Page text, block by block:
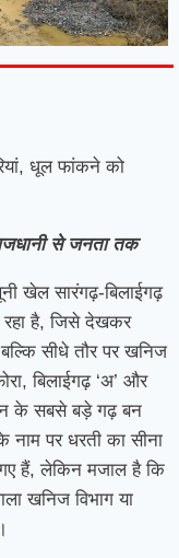
धूल फांकने को
से जनता तक
खेल सारंगढ़-बिलाईगढ़
रहा है, जिसे देखकर
सीधे तौर पर खनिज
बिलाईगढ़ ‘अ’ और
के सबसे बड़े गढ़ बन
पर धरती का सीना
हैं, लेकिन मजाल है कि
खनिज विभाग या